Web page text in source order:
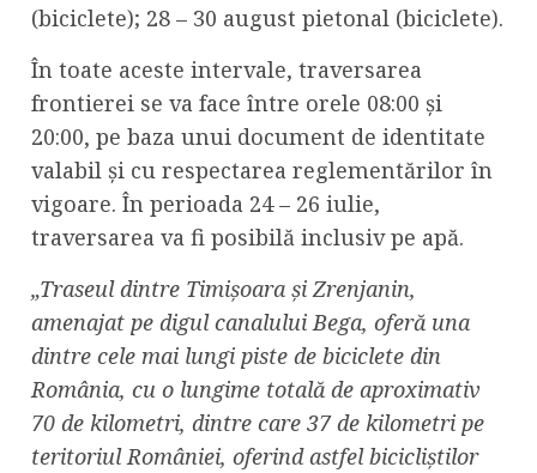
(biciclete); 28 – 30 august pietonal (biciclete).
În toate aceste intervale, traversarea
frontierei se va face între orele 08:00 și
20:00, pe baza unui document de identitate
valabil și cu respectarea reglementărilor în
vigoare. În perioada 24 – 26 iulie,
traversarea va fi posibilă inclusiv pe apă.
„Traseul dintre Timișoara și Zrenjanin,
amenajat pe digul canalului Bega, oferă una
dintre cele mai lungi piste de biciclete din
România, cu o lungime totală de aproximativ
70 de kilometri, dintre care 37 de kilometri pe
teritoriul României, oferind astfel bicicliștilor